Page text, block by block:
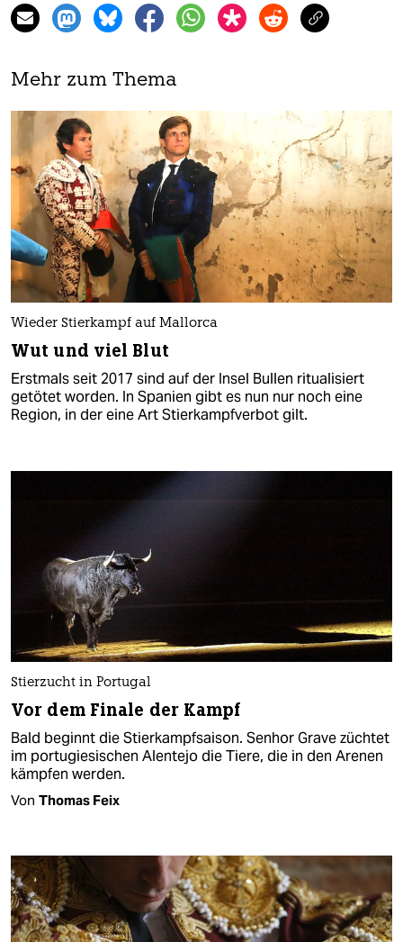
Mehr zum Thema
Wieder Stierkampf auf Mallorca
Wut und viel Blut
Erstmals seit 2017 sind auf der Insel Bullen ritualisiert
getötet worden. In Spanien gibt es nun nur noch eine
Region, in der eine Art Stierkampfverbot gilt.
Stierzucht in Portugal
Vor dem Finale der Kampf
Bald beginnt die Stierkampfsaison. Senhor Grave züchtet
im portugiesischen Alentejo die Tiere, die in den Arenen
kämpfen werden.
Von Thomas Feix